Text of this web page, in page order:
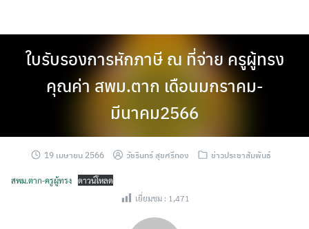
content
ใบรับรองการหักภาษี ณ ที่จ่าย ครูผู้ทรง
คุณค่า สพม.ตาก เดือนมกราคม-
มีนาคม2566
19 เมษายน 2566 วัชรินทร์ สุขศรีทอง ข่าวประชาสัมพันธ์
สพม.ตาก-ครูผู้ทรง ดาวน์โหลด
เยี่ยมชม : 1,471